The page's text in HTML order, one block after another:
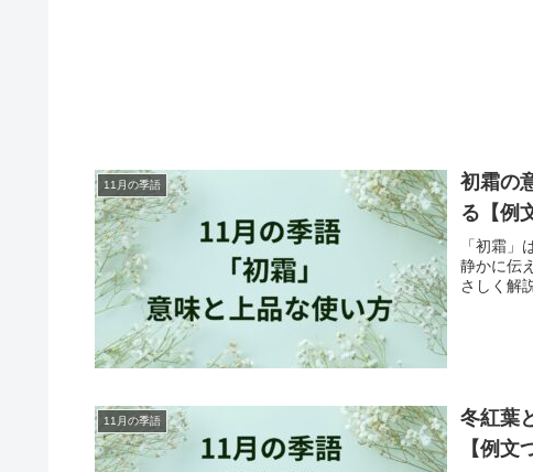
11月の季語
初霜の
る【例
「初霜
静かに伝
さしく解
11月の季語
冬紅葉
【例文